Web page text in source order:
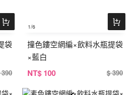
袋
1/6
撞色鏤空網編×飲料水瓶提袋
×藍白
NT$ 100 $ 390